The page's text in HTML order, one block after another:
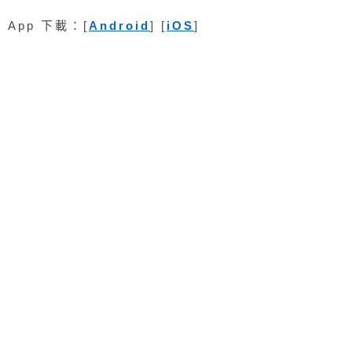
App 下載：[Android] [ iOS]